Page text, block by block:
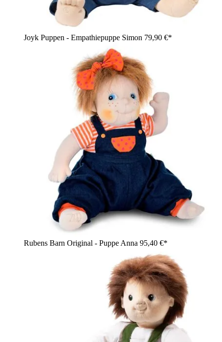
Joyk Puppen - Empathiepuppe Simon 79,90 €*
Rubens Barn Original - Puppe Anna 95,40 €*